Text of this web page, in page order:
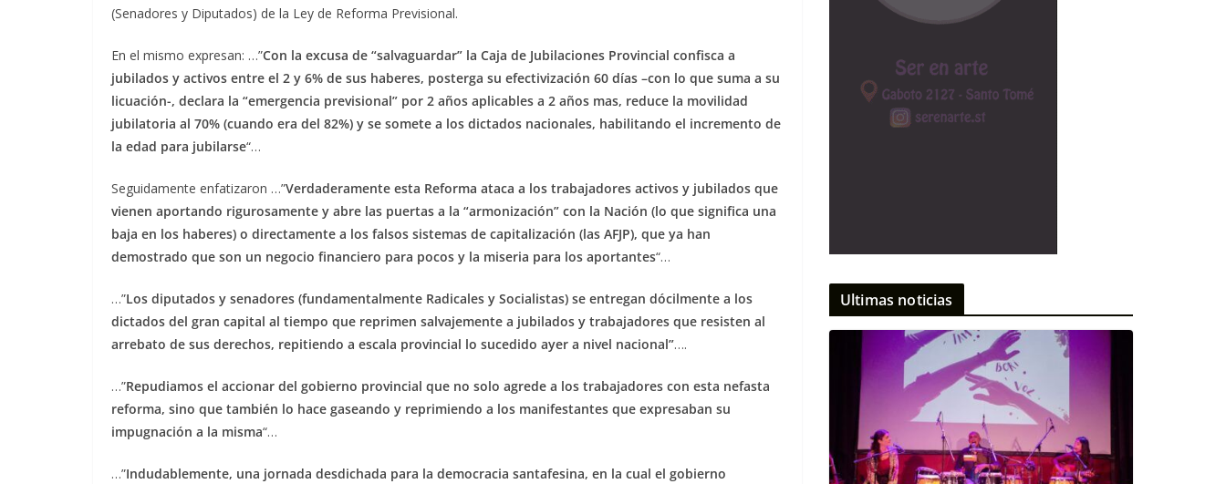
(Senadores y Diputados) de la Ley de Reforma Previsional.
En el mismo expresan: …”Con la excusa de “salvaguardar” la Caja de Jubilaciones Provincial confisca a
jubilados y activos entre el 2 y 6% de sus haberes, posterga su efectivización 60 días –con lo que suma a su
licuación-, declara la “emergencia previsional” por 2 años aplicables a 2 años mas, reduce la movilidad
jubilatoria al 70% (cuando era del 82%) y se somete a los dictados nacionales, habilitando el incremento de
la edad para jubilarse“…
Seguidamente enfatizaron …”Verdaderamente esta Reforma ataca a los trabajadores activos y jubilados que
vienen aportando rigurosamente y abre las puertas a la “armonización” con la Nación (lo que significa una
baja en los haberes) o directamente a los falsos sistemas de capitalización (las AFJP), que ya han
demostrado que son un negocio financiero para pocos y la miseria para los aportantes“…
…”Los diputados y senadores (fundamentalmente Radicales y Socialistas) se entregan dócilmente a los
dictados del gran capital al tiempo que reprimen salvajemente a jubilados y trabajadores que resisten al
arrebato de sus derechos, repitiendo a escala provincial lo sucedido ayer a nivel nacional”….
…”Repudiamos el accionar del gobierno provincial que no solo agrede a los trabajadores con esta nefasta
reforma, sino que también lo hace gaseando y reprimiendo a los manifestantes que expresaban su
impugnación a la misma“…
…”Indudablemente, una jornada desdichada para la democracia santafesina, en la cual el gobierno
Ultimas noticias